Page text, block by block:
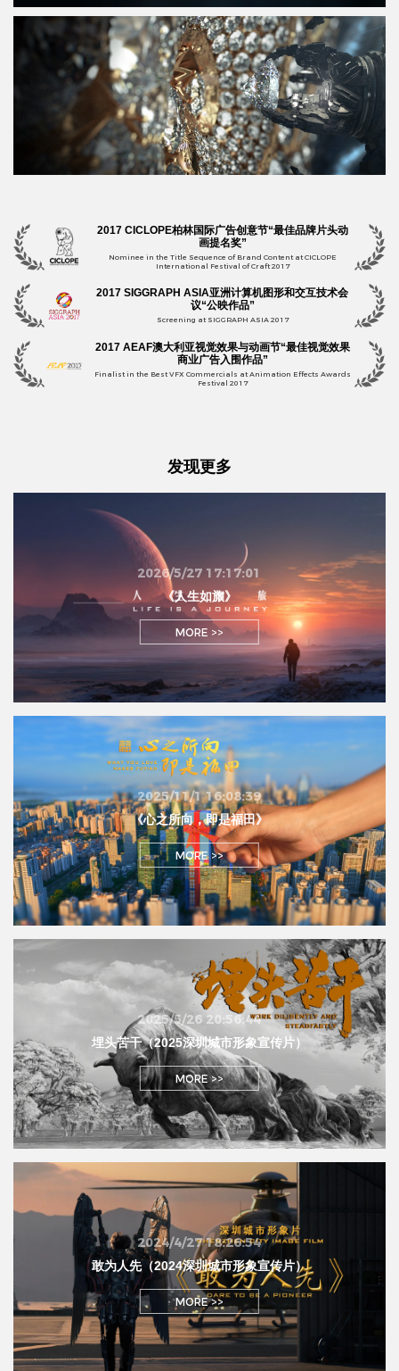
2017 CICLOPE柏林国际广告创意节“最佳品牌片头动
画提名奖”
Nominee in the Title Sequence of Brand Content at CICLOPE
International Festival of Craft 2017
2017 SIGGRAPH ASIA亚洲计算机图形和交互技术会
议“公映作品”
Screening at SIGGRAPH ASIA 2017
2017 AEAF澳大利亚视觉效果与动画节“最佳视觉效果
商业广告入围作品”
Finalist in the Best VFX Commercials at Animation Effects Awards
Festival 2017
发现更多
2026/5/27 17:17:01
《人生如旅》
MORE >>
2025/11/1 16:08:39
《心之所向，即是福田》
MORE >>
2025/5/26 20:56:44
埋头苦干（2025深圳城市形象宣传片）
MORE >>
2024/4/27 18:26:54
敢为人先（2024深圳城市形象宣传片）
MORE >>